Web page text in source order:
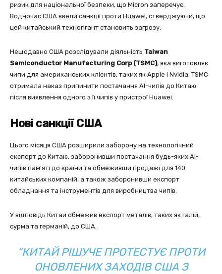
ризик для національної безпеки, що Micron заперечує.
Водночас США ввели санкції проти Huawei, стверджуючи, що
цей китайський техногігант становить загрозу.
Нещодавно США розслідували діяльність Taiwan
Semiconductor Manufacturing Corp (TSMC), яка виготовляє
чипи для американських клієнтів, таких як Apple і Nvidia. TSMC
отримала наказ припинити постачання AI-чипів до Китаю
після виявлення одного з її чипів у пристрої Huawei.
Нові санкції США
Цього місяця США розширили заборону на технологічний
експорт до Китаю, заборонивши постачання будь-яких AI-
чипів пам’яті до країни та обмеживши продажі для 140
китайських компаній, а також заборонивши експорт
обладнання та інструментів для виробництва чипів.
У відповідь Китай обмежив експорт металів, таких як галій,
сурма та германій, до США.
“КИТАЙ РІШУЧЕ ПРОТЕСТУЄ ПРОТИ
ОНОВЛЕНИХ ЗАХОДІВ США З